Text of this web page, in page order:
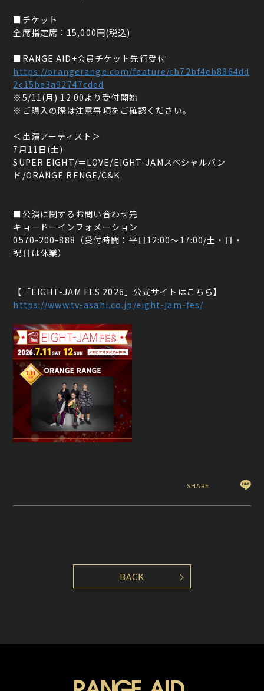
■チケット
全席指定席：15,000円(税込)
■RANGE AID+会員チケット先行受付
https://orangerange.com/feature/cb72bf4eb8864dd
2c15be3a92747cded
※5/11(月) 12:00より受付開始
※ご購入の際は注意事項をご確認ください。
＜出演アーティスト＞
7月11日(土)
SUPER EIGHT/＝LOVE/EIGHT-JAMスペシャルバン
ド/ORANGE RENGE/C&K
■公演に関するお問い合わせ先
キョードーインフォメーション
0570-200-888（受付時間：平日12:00〜17:00/土・日・
祝日は休業）
【「EIGHT-JAM FES 2026」公式サイトはこちら】
https://www.tv-asahi.co.jp/eight-jam-fes/
SHARE
BACK